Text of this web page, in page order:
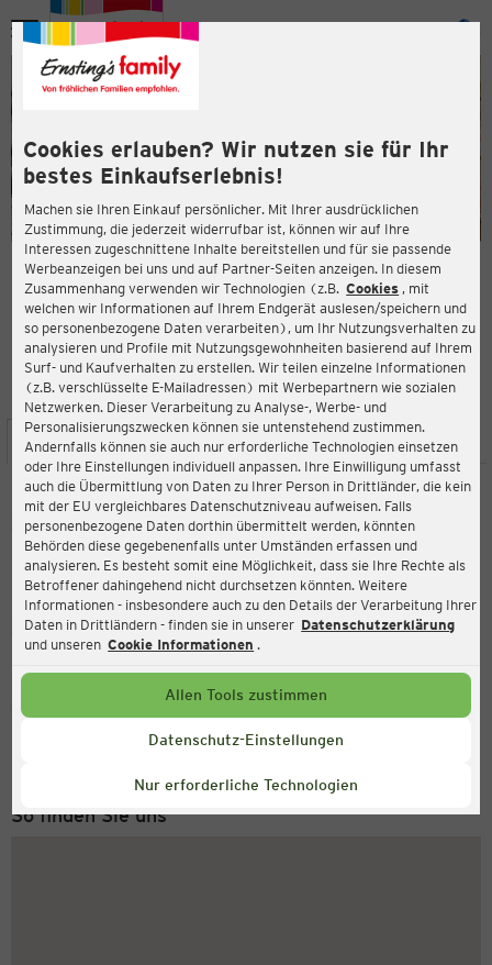
Cookies erlauben? Wir nutzen sie für Ihr
bestes Einkaufserlebnis!
Machen sie Ihren Einkauf persönlicher. Mit Ihrer ausdrücklichen
Zustimmung, die jederzeit widerrufbar ist, können wir auf Ihre
Interessen zugeschnittene Inhalte bereitstellen und für sie passende
Werbeanzeigen bei uns und auf Partner-Seiten anzeigen. In diesem
Zusammenhang verwenden wir Technologien (z.B. Cookies , mit
welchen wir Informationen auf Ihrem Endgerät auslesen/speichern und
so personenbezogene Daten verarbeiten), um Ihr Nutzungsverhalten zu
analysieren und Profile mit Nutzungsgewohnheiten basierend auf Ihrem
Surf- und Kaufverhalten zu erstellen. Wir teilen einzelne Informationen
(z.B. verschlüsselte E-Mailadressen) mit Werbepartnern wie sozialen
Netzwerken. Dieser Verarbeitung zu Analyse-, Werbe- und
Personalisierungszwecken können sie untenstehend zustimmen.
Andernfalls können sie auch nur erforderliche Technologien einsetzen
oder Ihre Einstellungen individuell anpassen. Ihre Einwilligung umfasst
auch die Übermittlung von Daten zu Ihrer Person in Drittländer, die kein
mit der EU vergleichbares Datenschutzniveau aufweisen. Falls
personenbezogene Daten dorthin übermittelt werden, könnten
Behörden diese gegebenenfalls unter Umständen erfassen und
analysieren. Es besteht somit eine Möglichkeit, dass sie Ihre Rechte als
Betroffener dahingehend nicht durchsetzen könnten. Weitere
Informationen - insbesondere auch zu den Details der Verarbeitung Ihrer
Daten in Drittländern - finden sie in unserer Datenschutzerklärung
und unseren Cookie Informationen .
Allen Tools zustimmen
Datenschutz-Einstellungen
Nur erforderliche Technologien
Menü
ERNSTING'S FAMILY FILIALE
Theodor-Storm-Allee 3
24848 Kropp
4,5
Bewertung:
STANDORT SERVICES SORTIMENT AKTIONEN
Ernsting's family
Theodor-Storm-Allee 3, 24848 Kropp
Aktuell:
Geschlossen
Service Hotline
+49 (0) 2546 / 98 999 98
So finden Sie uns